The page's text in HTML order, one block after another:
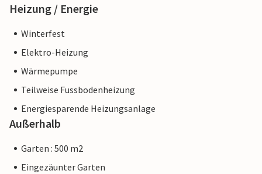
Heizung / Energie
Winterfest
Elektro-Heizung
Wärmepumpe
Teilweise Fussbodenheizung
Energiesparende Heizungsanlage
Außerhalb
Garten : 500 m2
Eingezäunter Garten